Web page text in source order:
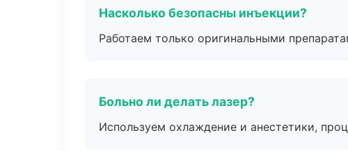
Насколько безопасны инъекции?
Работаем только оригинальными
Больно ли делать лазер?
Используем охлаждение и анестетики,